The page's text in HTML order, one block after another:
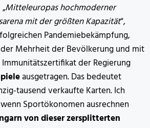
Mitteleuropas hochmoderner
mit der größten Kapazität“,
Pandemiebekämpfung,
Mehrheit der Bevölkerung und mit
der Regierung
ausgetragen. Das bedeutet
tausend verkaufte Karten. Ich
Sportökonomen ausrechnen
von dieser zersplitterten